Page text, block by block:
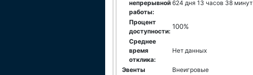
непрерывной
работы:
624 дня 13 часов 38 минут
Процент
доступности:
100%
Среднее
время
отклика:
Нет данных
Эвенты Внеигровые